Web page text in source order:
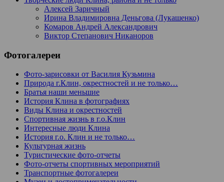
Алексей Заричный
Ирина Владимировна Деньгова (Лукашенко)
Комаров Андрей Александрович
Виктор Степанович Никаноров
Фотогалереи
Фото-зарисовки от Василия Кузьмина
Природа г.Клин, окрестностей и не только…
Братья наши меньшие
История Клина в фотографиях
Виды Клина и окрестностей
Спортивная жизнь в г.о.Клин
Интересные люди Клина
История г.о. Клин и не только…
Культурная жизнь
Туристические фото-отчеты
Фото-отчеты спортивных мероприятий
Транспортные фотогалереи